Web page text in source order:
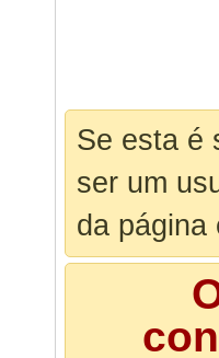
Se esta é
ser um
da página